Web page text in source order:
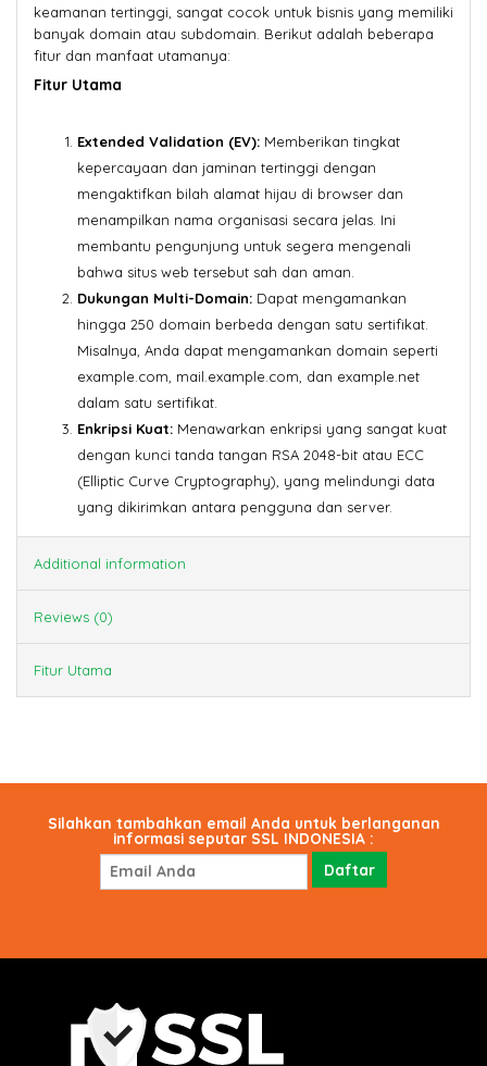
keamanan tertinggi, sangat cocok untuk bisnis yang memiliki
banyak domain atau subdomain. Berikut adalah beberapa
fitur dan manfaat utamanya:
Fitur Utama
Extended Validation (EV): Memberikan tingkat
kepercayaan dan jaminan tertinggi dengan
mengaktifkan bilah alamat hijau di browser dan
menampilkan nama organisasi secara jelas. Ini
membantu pengunjung untuk segera mengenali
bahwa situs web tersebut sah dan aman.
Dukungan Multi-Domain: Dapat mengamankan
hingga 250 domain berbeda dengan satu sertifikat.
Misalnya, Anda dapat mengamankan domain seperti
example.com, mail.example.com, dan example.net
dalam satu sertifikat.
Enkripsi Kuat: Menawarkan enkripsi yang sangat kuat
dengan kunci tanda tangan RSA 2048-bit atau ECC
(Elliptic Curve Cryptography), yang melindungi data
yang dikirimkan antara pengguna dan server.
Additional information
Reviews (0)
Fitur Utama
Silahkan tambahkan email Anda untuk berlanganan
informasi seputar SSL INDONESIA :